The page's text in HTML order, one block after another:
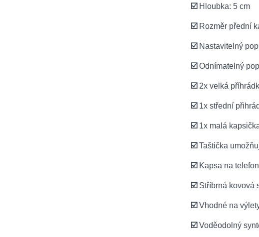
☑️ Hloubka: 5 cm
☑️ Rozměr přední
☑️ Nastavitelný
☑️ Odnímatelný
☑️ 2x velká
☑️ 1x střední
☑️ 1x malá
☑️ Taštička
☑️ Kapsa na
☑️ Stříbrná kovová
☑️ Vhodné na
☑️ Voděodolný